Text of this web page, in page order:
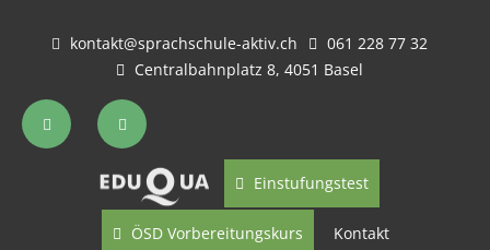
kontakt@sprachschule-aktiv.ch
061 228 77 32
Centralbahnplatz 8, 4051 Basel
Einstufungstest
ÖSD Vorbereitungskurs Kontakt